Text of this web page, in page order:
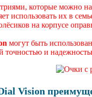
которые можно
использовать их в
на корпусе
могут быть
точностью и
Vision